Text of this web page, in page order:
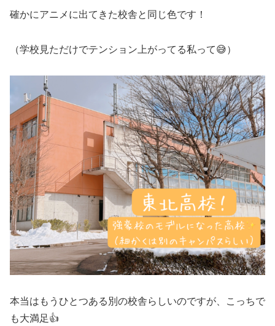
確かにアニメに出てきた校舎と同じ色です！
（学校見ただけでテンション上がってる私って😅）
本当はもうひとつある別の校舎らしいのですが、こっちで
も大満足👍